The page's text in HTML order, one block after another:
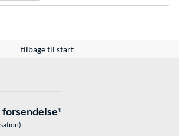
tilbage til start
forsendelse1